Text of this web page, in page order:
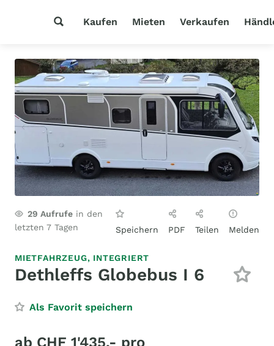
Kaufen Mieten Verkaufen
29 Aufrufe in den
letzten 7 Tagen
Speichern PDF Teilen Melden
MIETFAHRZEUG, INTEGRIERT
Dethleffs Globebus I 6
Als Favorit speichern
ab CHF 1'435.- pro